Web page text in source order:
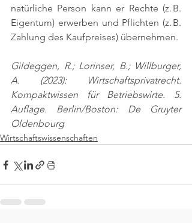
natürliche Person kann er Rechte (z. B.
Eigentum) erwerben und Pflichten (z. B.
Zahlung des Kaufpreises) übernehmen.
Gildeggen, R.; Lorinser, B.; Willburger,
A. (2023): Wirtschaftsprivatrecht.
Kompaktwissen für Betriebswirte. 5.
Auflage. Berlin/Boston: De Gruyter
Oldenbourg
Wirtschaftswissenschaften